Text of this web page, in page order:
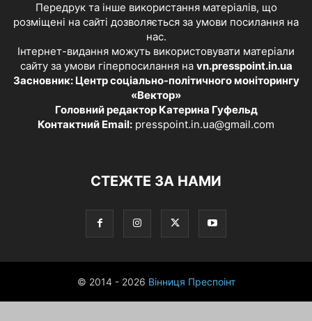
Передрук та інше використання матеріалів, що
розміщені на сайті дозволяється за умови посилання на
нас.
Інтернет-видання можуть використовувати матеріали
сайту за умови гіперпосилання на vn.presspoint.in.ua
Засновник: Центр соціально-політичного моніторингу
«Вектор»
Головний редактор Катерина Гуфельд
Контактний Email: presspoint.in.ua@gmail.com
СТЕЖТЕ ЗА НАМИ
© 2014 - 2026 Вінниця Преспоінт